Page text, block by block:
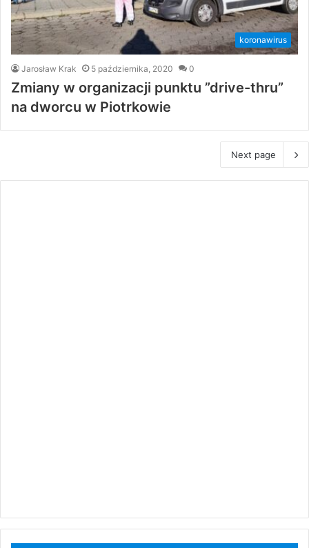
koronawirus
Jarosław Krak 5 października, 2020 0
Zmiany w organizacji punktu ”drive-thru”
na dworcu w Piotrkowie
Next page